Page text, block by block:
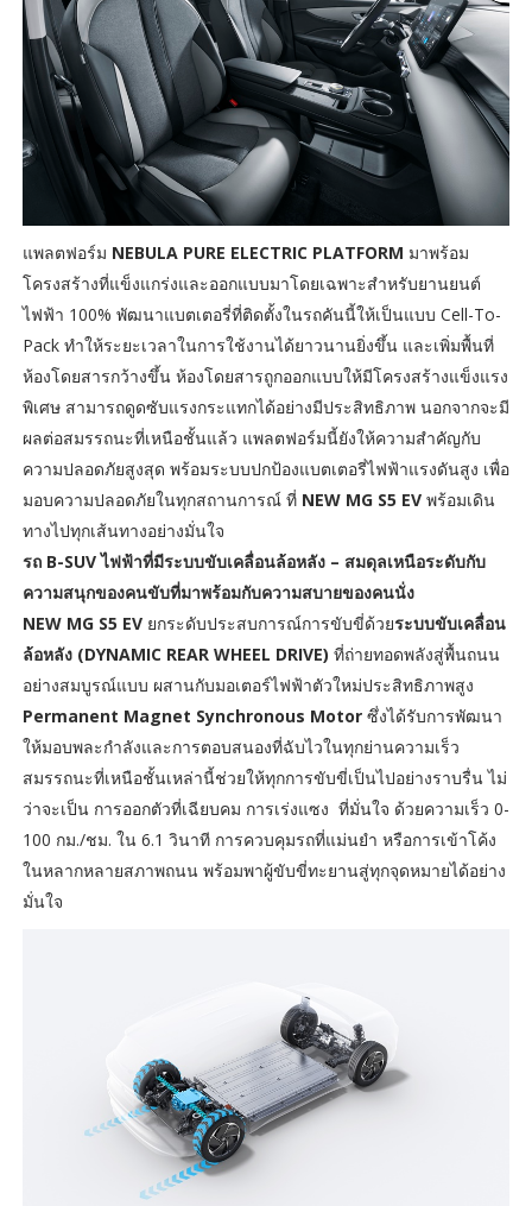
แพลตฟอร์ม NEBULA PURE ELECTRIC PLATFORM มาพร้อม
โครงสร้างที่แข็งแกร่งและออกแบบมาโดยเฉพาะสำหรับยานยนต์
ไฟฟ้า 100% พัฒนาแบตเตอรี่ที่ติดตั้งในรถคันนี้ให้เป็นแบบ Cell-To-
Pack ทำให้ระยะเวลาในการใช้งานได้ยาวนานยิ่งขึ้น และเพิ่มพื้นที่
ห้องโดยสารกว้างขึ้น ห้องโดยสารถูกออกแบบให้มีโครงสร้างแข็งแรง
พิเศษ สามารถดูดซับแรงกระแทกได้อย่างมีประสิทธิภาพ นอกจากจะมี
ผลต่อสมรรถนะที่เหนือชั้นแล้ว แพลตฟอร์มนี้ยังให้ความสำคัญกับ
ความปลอดภัยสูงสุด พร้อมระบบปกป้องแบตเตอรี่ไฟฟ้าแรงดันสูง เพื่อ
มอบความปลอดภัยในทุกสถานการณ์ ที่ NEW MG S5 EVพร้อมเดิน
ทางไปทุกเส้นทางอย่างมั่นใจ
รถ B-SUV ไฟฟ้าที่มีระบบขับเคลื่อนล้อหลัง – สมดุลเหนือระดับกับ
ความสนุกของคนขับที่มาพร้อมกับความสบายของคนนั่ง
NEW MG S5 EV ยกระดับประสบการณ์การขับขี่ด้วยระบบขับเคลื่อน
ล้อหลัง (DYNAMIC REAR WHEEL DRIVE) ที่ถ่ายทอดพลังสู่พื้นถนน
อย่างสมบูรณ์แบบ ผสานกับมอเตอร์ไฟฟ้าตัวใหม่ประสิทธิภาพสูง
Permanent Magnet Synchronous Motorซึ่งได้รับการพัฒนา
ให้มอบพละกำลังและการตอบสนองที่ฉับไวในทุกย่านความเร็ว
สมรรถนะที่เหนือชั้นเหล่านี้ช่วยให้ทุกการขับขี่เป็นไปอย่างราบรื่น ไม่
ว่าจะเป็น การออกตัวที่เฉียบคม การเร่งแซง ที่มั่นใจ ด้วยความเร็ว 0-
100 กม./ชม. ใน 6.1 วินาที การควบคุมรถที่แม่นยำ หรือการเข้าโค้ง
ในหลากหลายสภาพถนน พร้อมพาผู้ขับขี่ทะยานสู่ทุกจุดหมายได้อย่าง
มั่นใจ